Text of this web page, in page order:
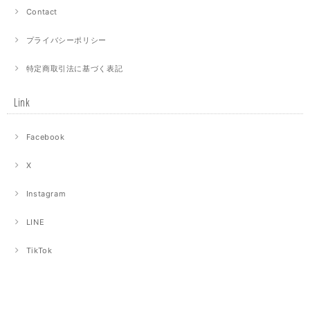
Contact
プライバシーポリシー
特定商取引法に基づく表記
Link
Facebook
X
Instagram
LINE
TikTok